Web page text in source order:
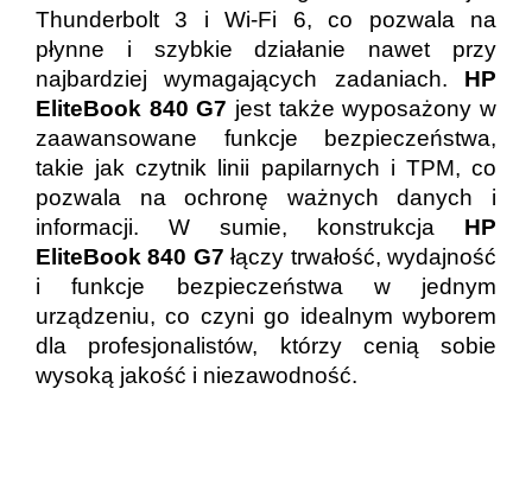
Thunderbolt 3 i Wi-Fi 6, co pozwala na
płynne i szybkie działanie nawet przy
najbardziej wymagających zadaniach. HP
EliteBook 840 G7 jest także wyposażony w
zaawansowane funkcje bezpieczeństwa,
takie jak czytnik linii papilarnych i TPM, co
pozwala na ochronę ważnych danych i
informacji. W sumie, konstrukcja HP
EliteBook 840 G7 łączy trwałość, wydajność
i funkcje bezpieczeństwa w jednym
urządzeniu, co czyni go idealnym wyborem
dla profesjonalistów, którzy cenią sobie
wysoką jakość i niezawodność.